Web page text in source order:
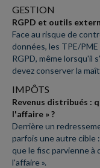
GESTION
RGPD et outils
Face au risque de
données, les TPE/
RGPD, même lorsqu'il
devez conserver la
IMPÔTS
Revenus distribués :
l'affaire » ?
Derrière un
parfois une autre cible
que le fisc parvienne à
l'affaire ».